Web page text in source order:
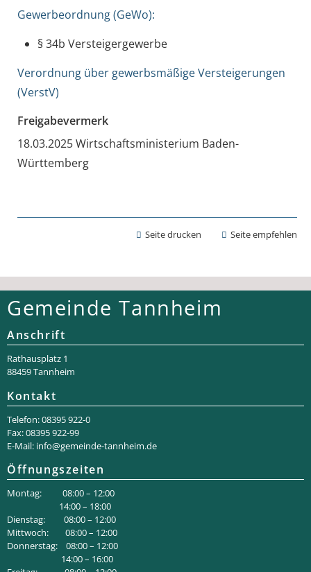
Gewerbeordnung (GeWo):
§ 34b Versteigergewerbe
Verordnung über gewerbsmäßige Versteigerungen
(VerstV)
Freigabevermerk
18.03.2025 Wirtschaftsministerium Baden-
Württemberg
Seite drucken Seite empfehlen
Gemeinde Tannheim
Anschrift
Rathaus­platz 1
88459 Tannheim
Kontakt
Telefon: 08395 922-0
Fax: 08395 922-99
E-Mail: info@gemeinde-tannheim.de
Öffnungszeiten
Montag: 08:00 – 12:00
14:00 – 18:00
Dienstag: 08:00 – 12:00
Mittwoch: 08:00 – 12:00
Donnerstag: 08:00 – 12:00
14:00 – 16:00